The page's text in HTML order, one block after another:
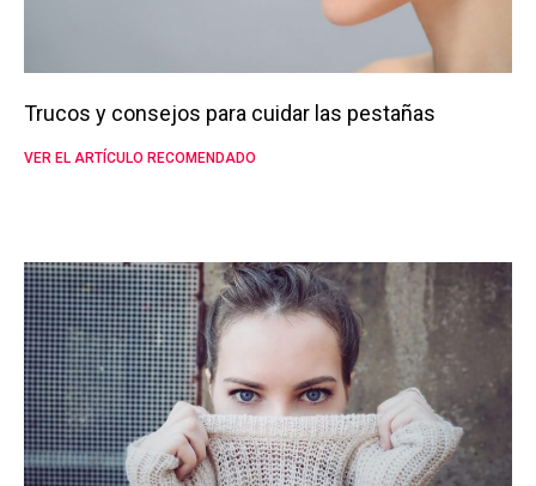
Trucos y consejos para cuidar las pestañas
VER EL ARTÍCULO RECOMENDADO